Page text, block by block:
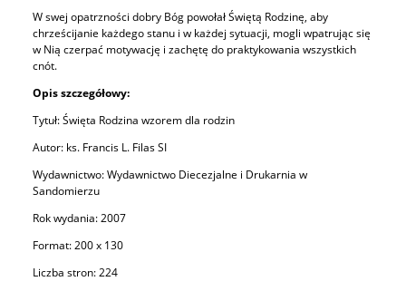
W swej opatrzności dobry Bóg powołał Świętą Rodzinę, aby
chrześcijanie każdego stanu i w każdej sytuacji, mogli wpatrując się
w Nią czerpać motywację i zachętę do praktykowania wszystkich
cnót.
Opis szczegółowy:
Tytuł: Święta Rodzina wzorem dla rodzin
Autor: ks. Francis L. Filas SI
Wydawnictwo: Wydawnictwo Diecezjalne i Drukarnia w
Sandomierzu
Rok wydania: 2007
Format: 200 x 130
Liczba stron: 224